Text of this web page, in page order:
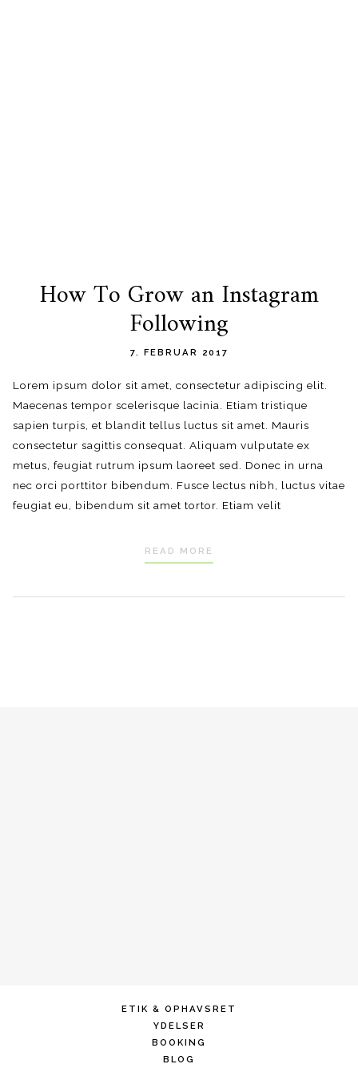
How To Grow an Instagram
Following
7. FEBRUAR 2017
Lorem ipsum dolor sit amet, consectetur adipiscing elit.
Maecenas tempor scelerisque lacinia. Etiam tristique
sapien turpis, et blandit tellus luctus sit amet. Mauris
consectetur sagittis consequat. Aliquam vulputate ex
metus, feugiat rutrum ipsum laoreet sed. Donec in urna
nec orci porttitor bibendum. Fusce lectus nibh, luctus vitae
feugiat eu, bibendum sit amet tortor. Etiam velit
READ MORE
ETIK & OPHAVSRET
YDELSER
BOOKING
BLOG